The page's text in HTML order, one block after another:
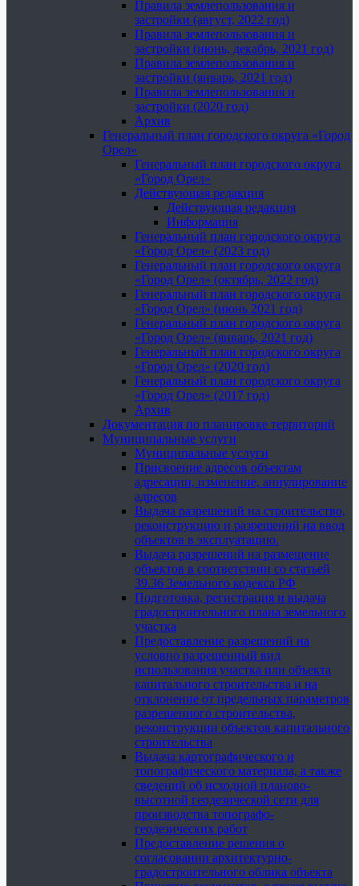
Правила землепользования и
застройки (август, 2022 год)
Правила землепользования и
застройки (июнь, декабрь, 2021 год)
Правила землепользования и
застройки (январь, 2021 год)
Правила землепользования и
застройки (2020 год)
Архив
Генеральный план городского округа «Город
Орел»
Генеральный план городского округа
«Город Орел»
Действующая редакция
Действующая редакция
Информация
Генеральный план городского округа
«Город Орел» (2023 год)
Генеральный план городского округа
«Город Орел» (октябрь, 2022 год)
Генеральный план городского округа
«Город Орел» (июнь 2021 год)
Генеральный план городского округа
«Город Орел» (январь, 2021 год)
Генеральный план городского округа
«Город Орел» (2020 год)
Генеральный план городского округа
«Город Орел» (2017 год)
Архив
Документация по планировке территорий
Муниципальные услуги
Муниципальные услуги
Присвоение адресов объектам
адресации, изменение, аннулирование
адресов
Выдача разрешений на строительство,
реконструкцию и разрешений на ввод
объектов в эксплуатацию.
Выдача разрешений на размещение
объектов в соответствии со статьей
39.36 Земельного кодекса РФ
Подготовка, регистрация и выдача
градостроительного плана земельного
участка
Предоставление разрешений на
условно разрешенный вид
использования участка или объекта
капитального строительства и на
отклонение от предельных параметров
разрешенного строительства,
реконструкции объектов капитального
строительства
Выдача картографического и
топографического материала, а также
сведений об исходной планово-
высотной геодезической сети для
производства топографо-
геодезических работ
Предоставление решения о
согласовании архитектурно-
градостроительного облика объекта